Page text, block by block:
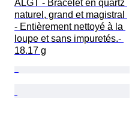
ALGT - Bracelet en quartz
naturel, grand et magistral
- Entièrement nettoyé à la
loupe et sans impuretés.-
18.17 g